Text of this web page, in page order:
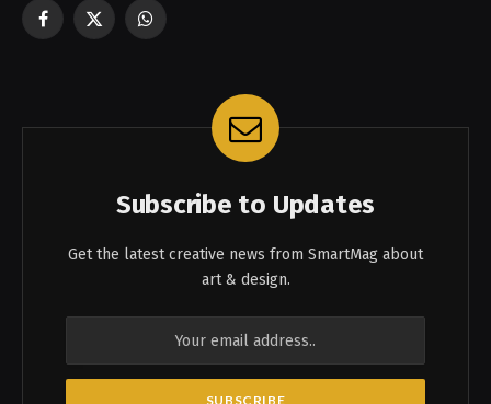
Facebook
X
WhatsApp
Subscribe to Updates
Get the latest creative news from SmartMag about
art & design.